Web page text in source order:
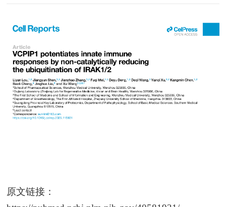
原文链接：